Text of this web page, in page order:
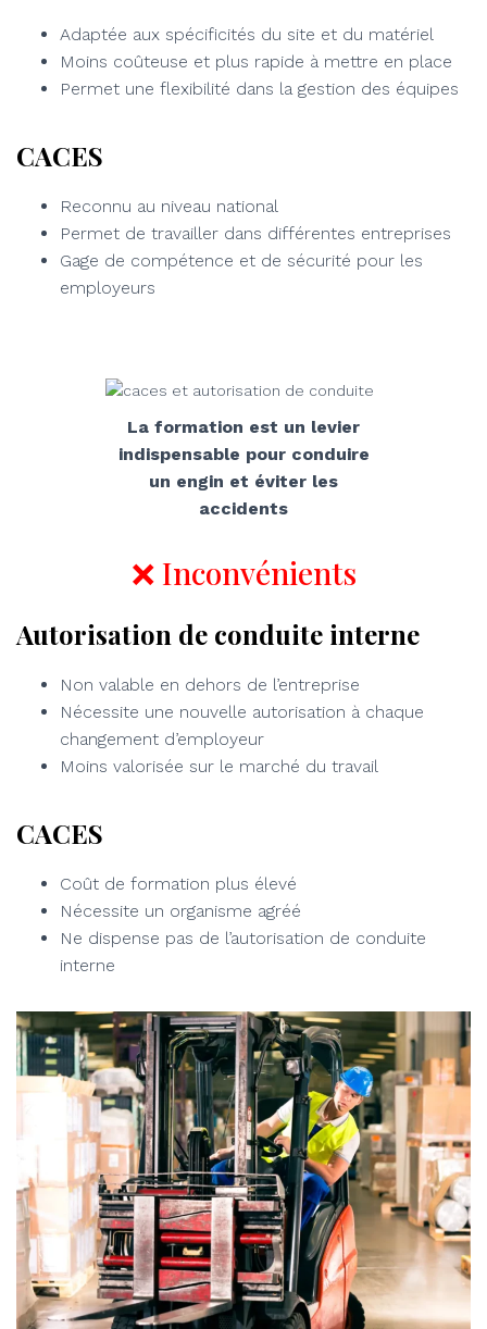
Adaptée aux spécificités du site et du matériel
Moins coûteuse et plus rapide à mettre en place
Permet une flexibilité dans la gestion des équipes
CACES
Reconnu au niveau national
Permet de travailler dans différentes entreprises
Gage de compétence et de sécurité pour les
employeurs
La formation est un levier
indispensable pour conduire
un engin et éviter les
accidents
❌ Inconvénients
Autorisation de conduite interne
Non valable en dehors de l’entreprise
Nécessite une nouvelle autorisation à chaque
changement d’employeur
Moins valorisée sur le marché du travail
CACES
Coût de formation plus élevé
Nécessite un organisme agréé
Ne dispense pas de l’autorisation de conduite
interne